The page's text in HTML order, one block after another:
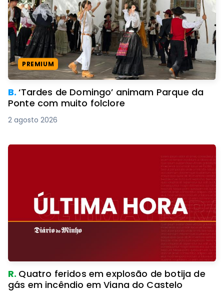
PREMIUM
B.‘Tardes de Domingo’ animam Parque da
Ponte com muito folclore
2 agosto 2026
R. Quatro feridos em explosão de botija de
gás em incêndio em Viana do Castelo